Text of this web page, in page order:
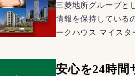
三菱地所グループと
情報を保持している
ークハウス マイスタ
安心を24時間